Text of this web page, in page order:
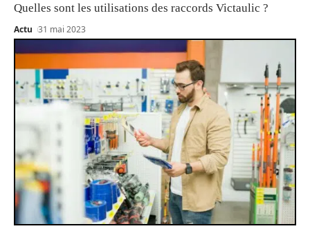
Quelles sont les utilisations des raccords Victaulic ?
Actu 31 mai 2023